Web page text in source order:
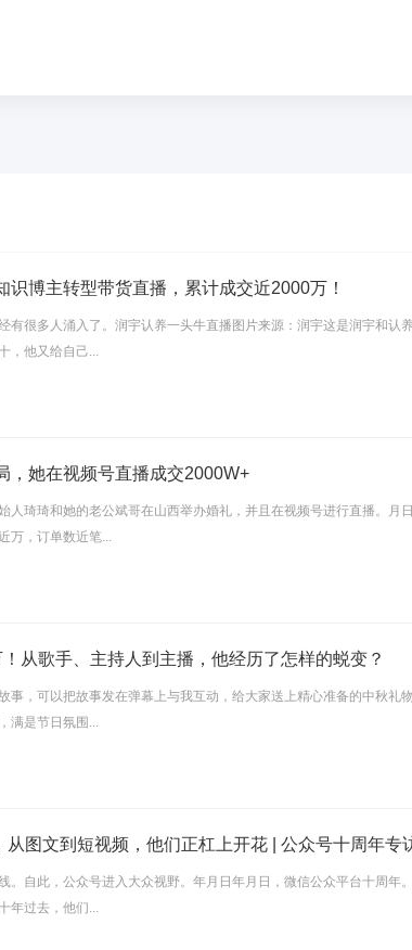
识博主转型带货直播，累计成交近2000万！
有很多人涌入了。润宇认养一头牛直播图片来源：润宇这是润宇和
，他又给自己...
，她在视频号直播成交2000W+
人琦琦和她的老公斌哥在山西举办婚礼，并且在视频号进行直播。
万，订单数近笔...
从歌手、主持人到主播，他经历了怎样的蜕变？
事，可以把故事发在弹幕上与我互动，给大家送上精心准备的中秋
满是节日氛围...
从图文到短视频，他们正杠上开花 | 公众号十周年专
。自此，公众号进入大众视野。年月日年月日，微信公众平台十周
年过去，他们...